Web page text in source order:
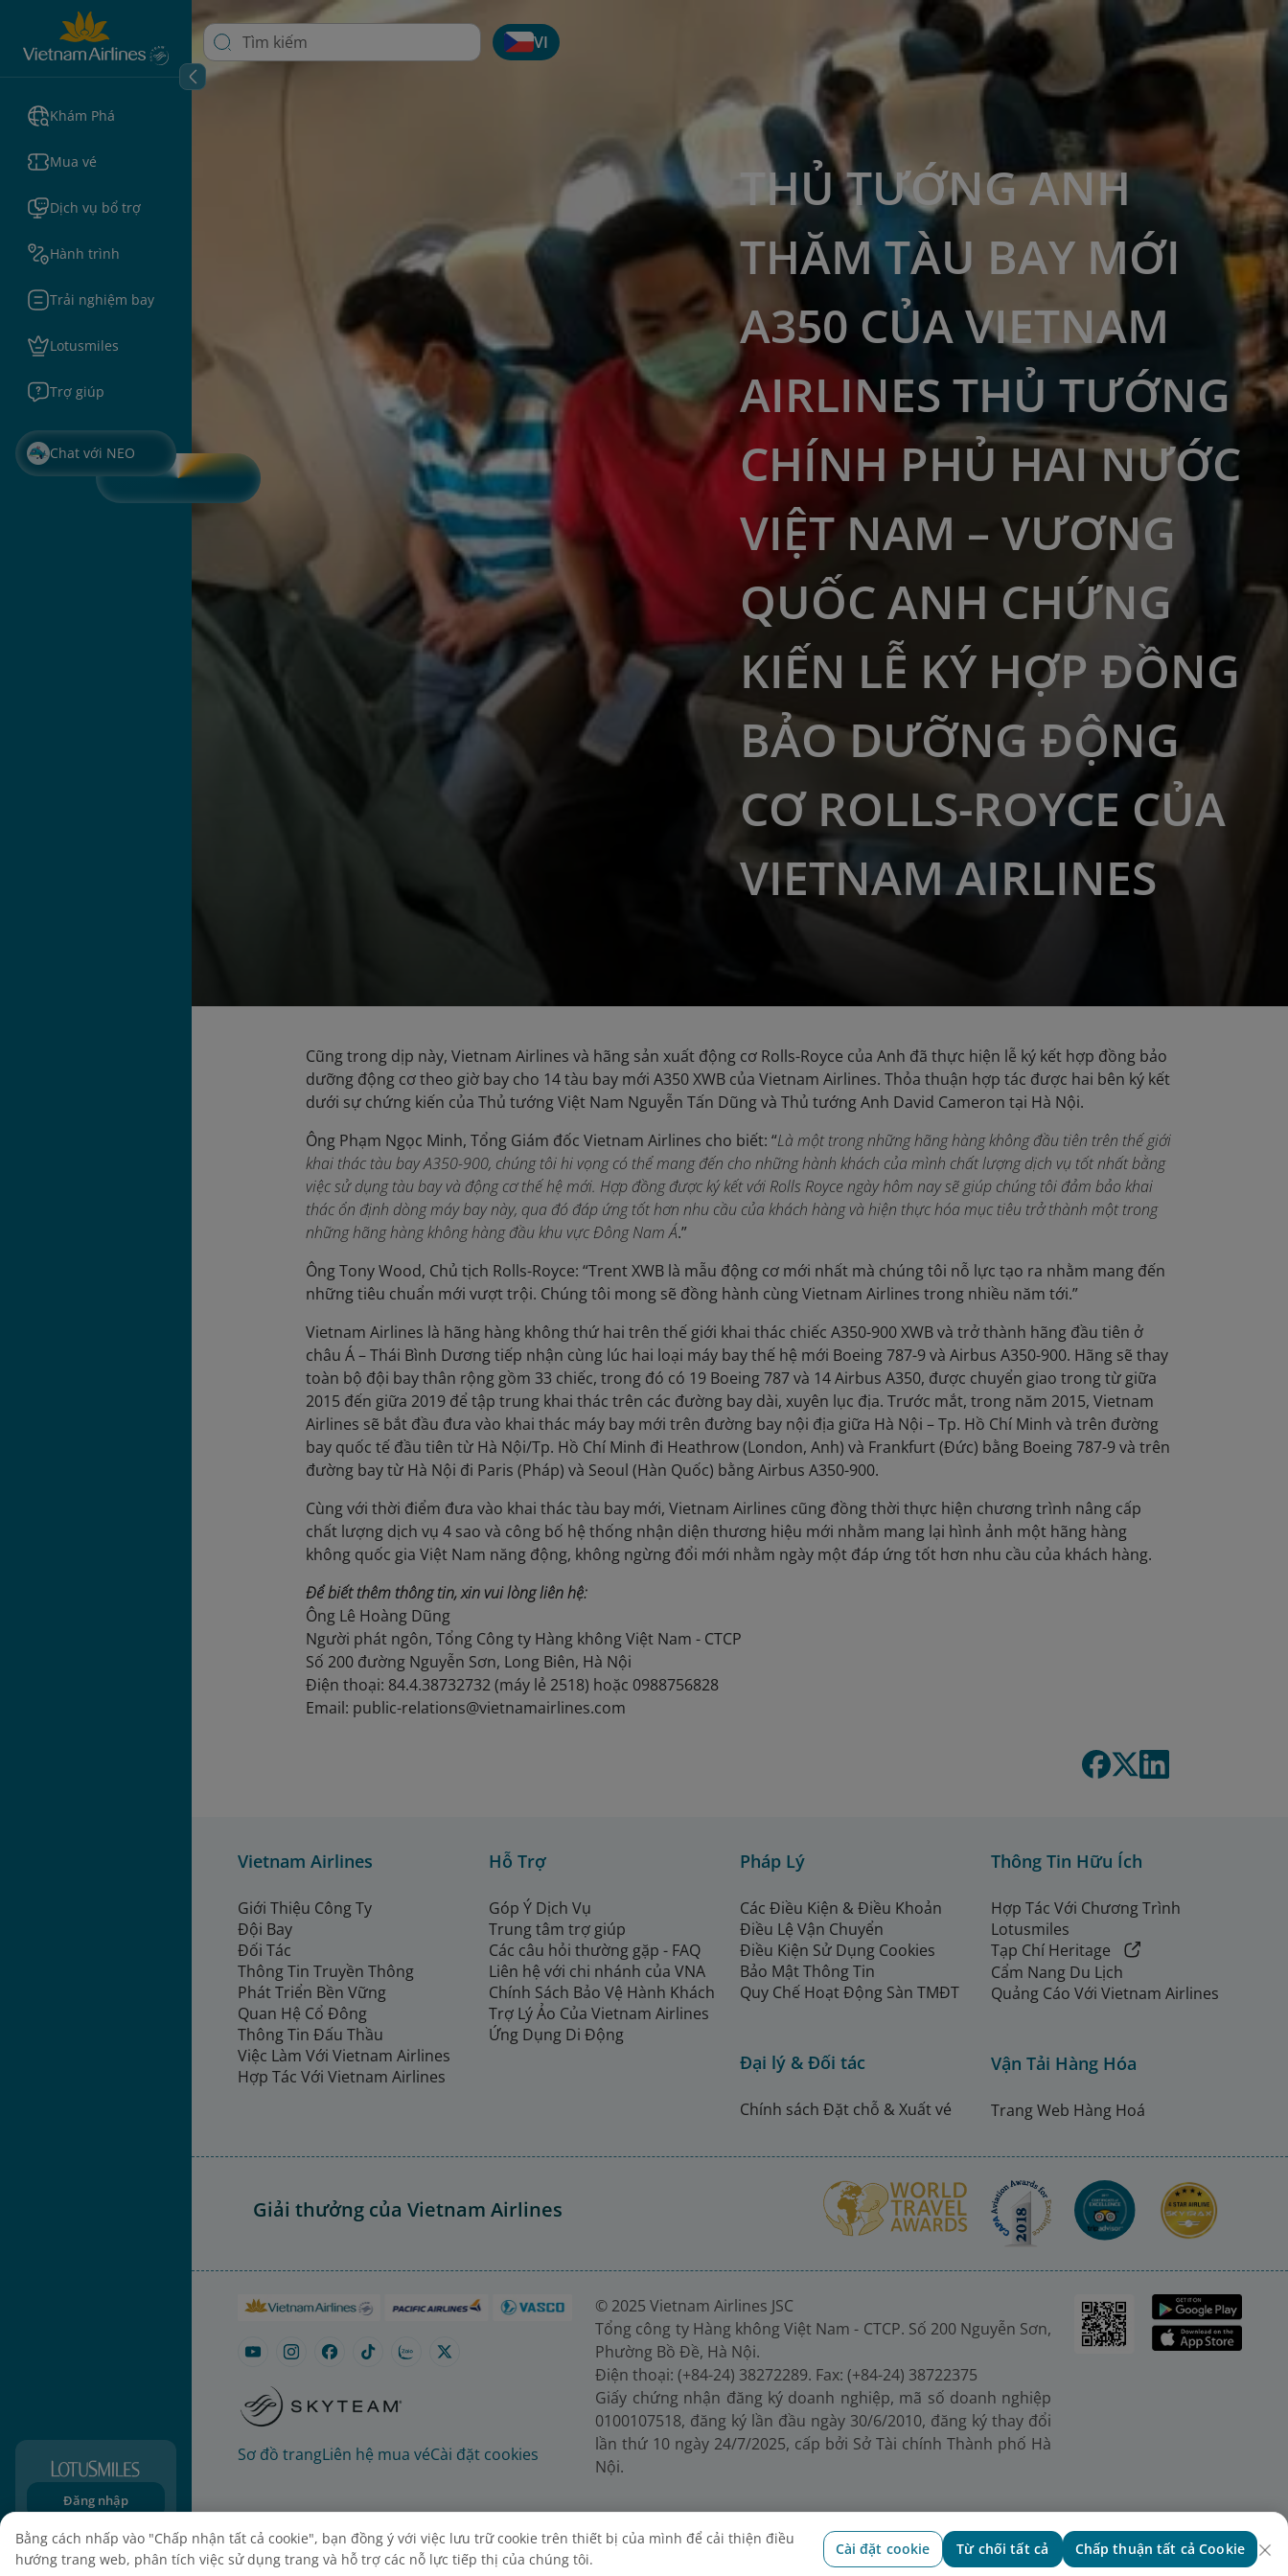
Khám Phá
Mua vé
Dịch vụ bổ trợ
Hành trình
Trải nghiệm bay
Lotusmiles
Trợ giúp
Chat với NEO
Đăng nhập
Đăng ký
VI
THỦ TƯỚNG ANH
THĂM TÀU BAY MỚI
A350 CỦA VIETNAM
AIRLINES THỦ TƯỚNG
CHÍNH PHỦ HAI NƯỚC
VIỆT NAM – VƯƠNG
QUỐC ANH CHỨNG
KIẾN LỄ KÝ HỢP ĐỒNG
BẢO DƯỠNG ĐỘNG
CƠ ROLLS-ROYCE CỦA
VIETNAM AIRLINES
Cũng trong dịp này, Vietnam Airlines và hãng sản xuất động cơ Rolls-Royce của Anh đã thực hiện lễ ký kết hợp đồng bảo
dưỡng động cơ theo giờ bay cho 14 tàu bay mới A350 XWB của Vietnam Airlines. Thỏa thuận hợp tác được hai bên ký kết
dưới sự chứng kiến của Thủ tướng Việt Nam Nguyễn Tấn Dũng và Thủ tướng Anh David Cameron tại Hà Nội.
Ông Phạm Ngọc Minh, Tổng Giám đốc Vietnam Airlines cho biết: “Là một trong những hãng hàng không đầu tiên trên thế giới
khai thác tàu bay A350-900, chúng tôi hi vọng có thể mang đến cho những hành khách của mình chất lượng dịch vụ tốt nhất bằng
việc sử dụng tàu bay và động cơ thế hệ mới. Hợp đồng được ký kết với Rolls Royce ngày hôm nay sẽ giúp chúng tôi đảm bảo khai
thác ổn định dòng máy bay này, qua đó đáp ứng tốt hơn nhu cầu của khách hàng và hiện thực hóa mục tiêu trở thành một trong
những hãng hàng không hàng đầu khu vực Đông Nam Á.”
Ông Tony Wood, Chủ tịch Rolls-Royce: “Trent XWB là mẫu động cơ mới nhất mà chúng tôi nỗ lực tạo ra nhằm mang đến
những tiêu chuẩn mới vượt trội. Chúng tôi mong sẽ đồng hành cùng Vietnam Airlines trong nhiều năm tới.”
Vietnam Airlines là hãng hàng không thứ hai trên thế giới khai thác chiếc A350-900 XWB và trở thành hãng đầu tiên ở
châu Á – Thái Bình Dương tiếp nhận cùng lúc hai loại máy bay thế hệ mới Boeing 787-9 và Airbus A350-900. Hãng sẽ thay
toàn bộ đội bay thân rộng gồm 33 chiếc, trong đó có 19 Boeing 787 và 14 Airbus A350, được chuyển giao trong từ giữa
2015 đến giữa 2019 để tập trung khai thác trên các đường bay dài, xuyên lục địa. Trước mắt, trong năm 2015, Vietnam
Airlines sẽ bắt đầu đưa vào khai thác máy bay mới trên đường bay nội địa giữa Hà Nội – Tp. Hồ Chí Minh và trên đường
bay quốc tế đầu tiên từ Hà Nội/Tp. Hồ Chí Minh đi Heathrow (London, Anh) và Frankfurt (Đức) bằng Boeing 787-9 và trên
đường bay từ Hà Nội đi Paris (Pháp) và Seoul (Hàn Quốc) bằng Airbus A350-900.
Cùng với thời điểm đưa vào khai thác tàu bay mới, Vietnam Airlines cũng đồng thời thực hiện chương trình nâng cấp
chất lượng dịch vụ 4 sao và công bố hệ thống nhận diện thương hiệu mới nhằm mang lại hình ảnh một hãng hàng
không quốc gia Việt Nam năng động, không ngừng đổi mới nhằm ngày một đáp ứng tốt hơn nhu cầu của khách hàng.
Để biết thêm thông tin, xin vui lòng liên hệ:
Ông Lê Hoàng Dũng
Người phát ngôn, Tổng Công ty Hàng không Việt Nam - CTCP
Số 200 đường Nguyễn Sơn, Long Biên, Hà Nội
Ðiện thoại: 84.4.38732732 (máy lẻ 2518) hoặc 0988756828
Email: public-relations@vietnamairlines.com
Vietnam Airlines
Giới Thiệu Công Ty
Đội Bay
Đối Tác
Thông Tin Truyền Thông
Phát Triển Bền Vững
Quan Hệ Cổ Đông
Thông Tin Đấu Thầu
Việc Làm Với Vietnam Airlines
Hợp Tác Với Vietnam Airlines
Hỗ Trợ
Góp Ý Dịch Vụ
Trung tâm trợ giúp
Các câu hỏi thường gặp - FAQ
Liên hệ với chi nhánh của VNA
Chính Sách Bảo Vệ Hành Khách
Trợ Lý Ảo Của Vietnam Airlines
Ứng Dụng Di Động
Pháp Lý
Các Điều Kiện & Điều Khoản
Điều Lệ Vận Chuyển
Điều Kiện Sử Dụng Cookies
Bảo Mật Thông Tin
Quy Chế Hoạt Động Sàn TMĐT
Đại lý & Đối tác
Chính sách Đặt chỗ & Xuất vé
Thông Tin Hữu Ích
Hợp Tác Với Chương Trình
Lotusmiles
Tạp Chí Heritage
Cẩm Nang Du Lịch
Quảng Cáo Với Vietnam Airlines
Vận Tải Hàng Hóa
Trang Web Hàng Hoá
Giải thưởng của Vietnam Airlines
Sơ đồ trangLiên hệ mua véCài đặt cookies
© 2025 Vietnam Airlines JSC
Tổng công ty Hàng không Việt Nam - CTCP. Số 200 Nguyễn Sơn,
Phường Bồ Đề, Hà Nội.
Điện thoại: (+84-24) 38272289. Fax: (+84-24) 38722375
Giấy chứng nhận đăng ký doanh nghiệp, mã số doanh nghiệp
0100107518, đăng ký lần đầu ngày 30/6/2010, đăng ký thay đổi
lần thứ 10 ngày 24/7/2025, cấp bởi Sở Tài chính Thành phố Hà
Nội.
Bằng cách nhấp vào "Chấp nhận tất cả cookie", bạn đồng ý với việc lưu trữ cookie trên thiết bị của mình để cải thiện điều
hướng trang web, phân tích việc sử dụng trang và hỗ trợ các nỗ lực tiếp thị của chúng tôi.
Cài đặt cookie Từ chối tất cả Chấp thuận tất cả Cookie